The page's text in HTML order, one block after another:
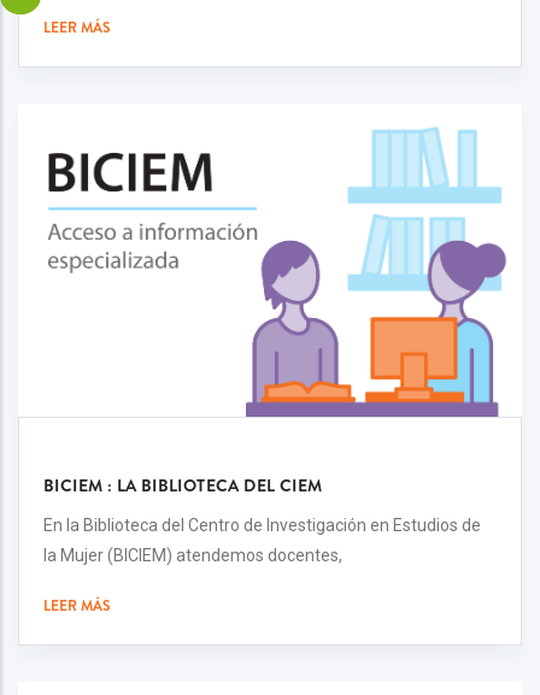
LEER MÁS
BICIEM : LA BIBLIOTECA DEL CIEM
En la Biblioteca del Centro de Investigación en Estudios de
la Mujer (BICIEM) atendemos docentes,
LEER MÁS